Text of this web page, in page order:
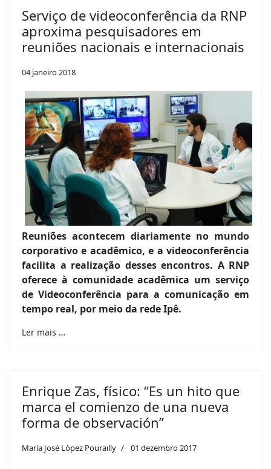
Serviço de videoconferência da RNP
aproxima pesquisadores em
reuniões nacionais e internacionais
04 janeiro 2018
Reuniões acontecem diariamente no mundo
corporativo e acadêmico, e a videoconferência
facilita a realização desses encontros. A RNP
oferece à comunidade acadêmica um serviço
de Videoconferência para a comunicação em
tempo real, por meio da rede Ipê.
Ler mais …
Enrique Zas, físico: “Es un hito que
marca el comienzo de una nueva
forma de observación”
María José López Pourailly 01 dezembro 2017